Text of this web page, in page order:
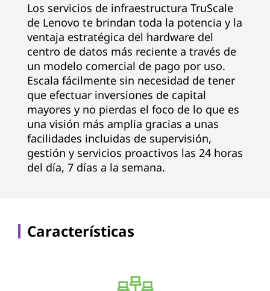
Los servicios de infraestructura TruScale
de Lenovo te brindan toda la potencia y la
ventaja estratégica del hardware del
centro de datos más reciente a través de
un modelo comercial de pago por uso.
Escala fácilmente sin necesidad de tener
que efectuar inversiones de capital
mayores y no pierdas el foco de lo que es
una visión más amplia gracias a unas
facilidades incluidas de supervisión,
gestión y servicios proactivos las 24 horas
del día, 7 días a la semana.
Características